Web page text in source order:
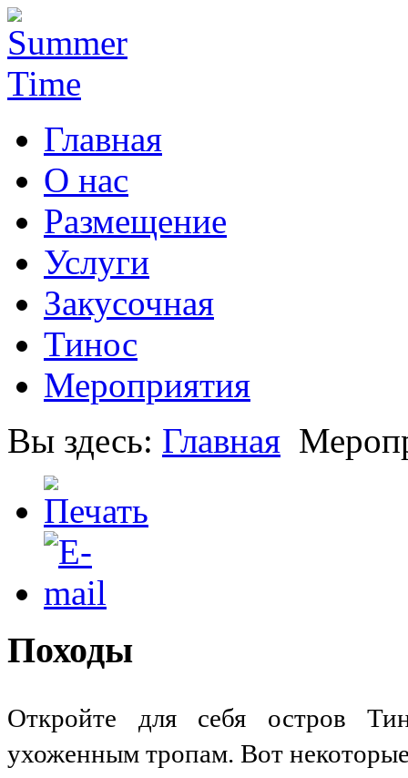
Главная
О нас
Размещение
Услуги
Закусочная
Тинос
Мероприятия
Вы здесь: Главная
Походы
Откройте для себя остров
ухоженным тропам. Вот